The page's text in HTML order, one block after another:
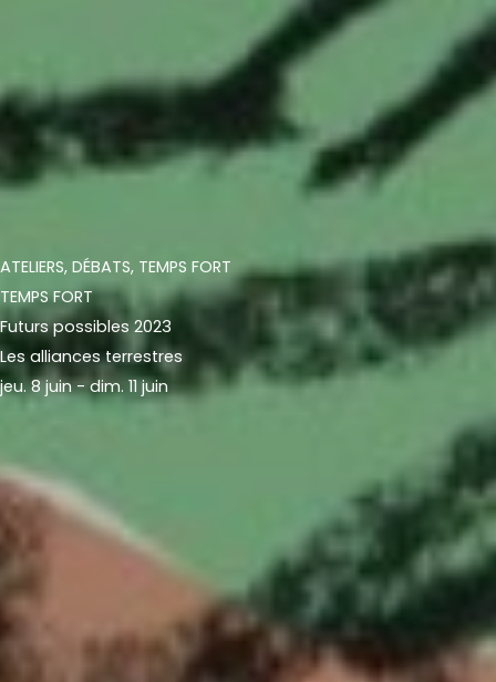
ATELIERS, DÉBATS, TEMPS FORT
TEMPS FORT
Futurs possibles 2023
Les alliances terrestres
jeu. 8 juin - dim. 11 juin